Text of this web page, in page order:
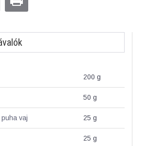
200 g
50 g
vaj 25 g
25 g